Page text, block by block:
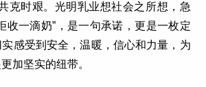
时艰。光明乳业想社会之所想，急
收一滴奶”，是一句承诺，更是一枚定
感受到安全，温暖，信心和力量，为
加坚实的纽带。